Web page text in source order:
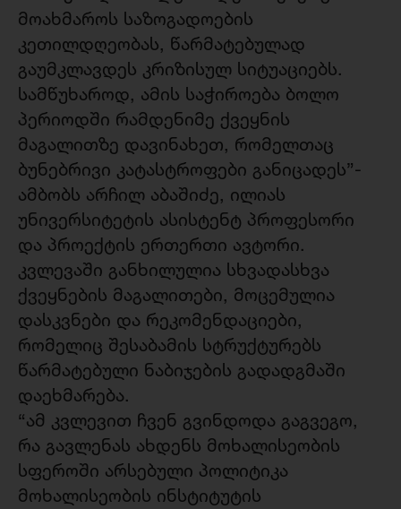
მოახმაროს საზოგადოების
კეთილდღეობას, წარმატებულად
გაუმკლავდეს კრიზისულ სიტუაციებს.
სამწუხაროდ, ამის საჭიროება ბოლო
პერიოდში რამდენიმე ქვეყნის
მაგალითზე დავინახეთ, რომელთაც
ბუნებრივი კატასტროფები განიცადეს”-
ამბობს არჩილ აბაშიძე, ილიას
უნივერსიტეტის ასისტენტ პროფესორი
და პროექტის ერთერთი ავტორი.
კვლევაში განხილულია სხვადასხვა
ქვეყნების მაგალითები, მოცემულია
დასკვნები და რეკომენდაციები,
რომელიც შესაბამის სტრუქტურებს
წარმატებული ნაბიჯების გადადგმაში
დაეხმარება.
“ამ კვლევით ჩვენ გვინდოდა გაგვეგო,
რა გავლენას ახდენს მოხალისეობის
სფეროში არსებული პოლიტიკა
მოხალისეობის ინსტიტუტის